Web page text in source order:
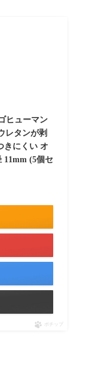
ヒューマン
レタンが剥
きにくい オ
11mm (5個セ
ポチップ